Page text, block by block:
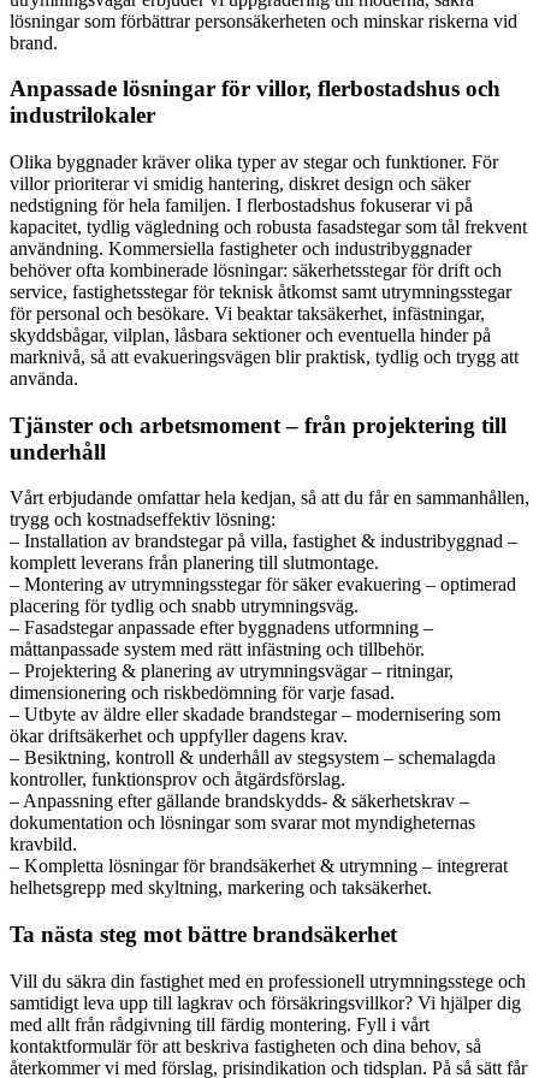
lösningar som förbättrar personsäkerheten och minskar riskerna vid
brand.
Anpassade lösningar för villor, flerbostadshus och
industrilokaler
Olika byggnader kräver olika typer av stegar och funktioner. För
villor prioriterar vi smidig hantering, diskret design och säker
nedstigning för hela familjen. I flerbostadshus fokuserar vi på
kapacitet, tydlig vägledning och robusta fasadstegar som tål frekvent
användning. Kommersiella fastigheter och industribyggnader
behöver ofta kombinerade lösningar: säkerhetsstegar för drift och
service, fastighetsstegar för teknisk åtkomst samt utrymningsstegar
för personal och besökare. Vi beaktar taksäkerhet, infästningar,
skyddsbågar, vilplan, låsbara sektioner och eventuella hinder på
marknivå, så att evakueringsvägen blir praktisk, tydlig och trygg att
använda.
Tjänster och arbetsmoment – från projektering till
underhåll
Vårt erbjudande omfattar hela kedjan, så att du får en sammanhållen,
trygg och kostnadseffektiv lösning:
– Installation av brandstegar på villa, fastighet & industribyggnad –
komplett leverans från planering till slutmontage.
– Montering av utrymningsstegar för säker evakuering – optimerad
placering för tydlig och snabb utrymningsväg.
– Fasadstegar anpassade efter byggnadens utformning –
måttanpassade system med rätt infästning och tillbehör.
– Projektering & planering av utrymningsvägar – ritningar,
dimensionering och riskbedömning för varje fasad.
– Utbyte av äldre eller skadade brandstegar – modernisering som
ökar driftsäkerhet och uppfyller dagens krav.
– Besiktning, kontroll & underhåll av stegsystem – schemalagda
kontroller, funktionsprov och åtgärdsförslag.
– Anpassning efter gällande brandskydds- & säkerhetskrav –
dokumentation och lösningar som svarar mot myndigheternas
kravbild.
– Kompletta lösningar för brandsäkerhet & utrymning – integrerat
helhetsgrepp med skyltning, markering och taksäkerhet.
Ta nästa steg mot bättre brandsäkerhet
Vill du säkra din fastighet med en professionell utrymningsstege och
samtidigt leva upp till lagkrav och försäkringsvillkor? Vi hjälper dig
med allt från rådgivning till färdig montering. Fyll i vårt
kontaktformulär för att beskriva fastigheten och dina behov, så
återkommer vi med förslag, prisindikation och tidsplan. På så sätt får